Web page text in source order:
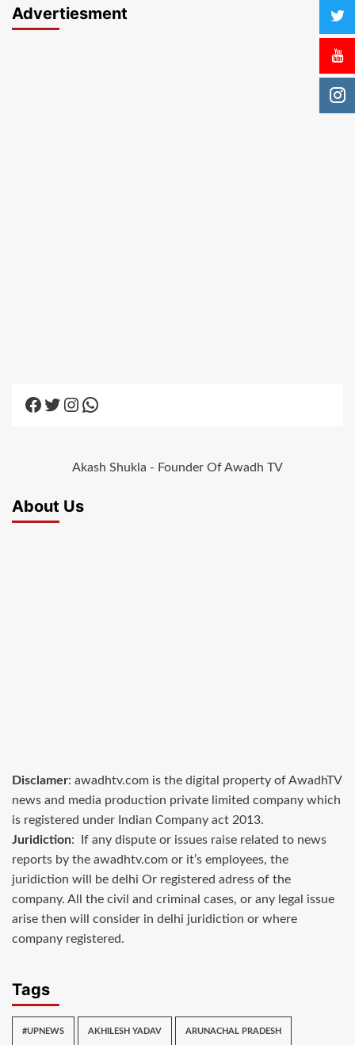
Advertiesment
Facebook
Twitter
Instagram
WhatsApp
Akash Shukla - Founder Of Awadh TV
About Us
Disclamer: awadhtv.com is the digital property of AwadhTV
news and media production private limited company which
is registered under Indian Company act 2013.
Juridiction: If any dispute or issues raise related to news
reports by the awadhtv.com or it’s employees, the
juridiction will be delhi Or registered adress of the
company. All the civil and criminal cases, or any legal issue
arise then will consider in delhi juridiction or where
company registered.
Tags
#UPNEWS AKHILESH YADAV ARUNACHAL PRADESH